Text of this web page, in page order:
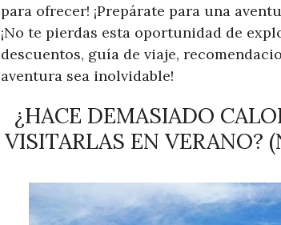
para ofrecer! ¡Prepárate para una
¡No te pierdas esta oportunidad de
descuentos, guía de viaje,
aventura sea inolvidable!
¿HACE DEMASIADO
VISITARLAS EN VERANO?